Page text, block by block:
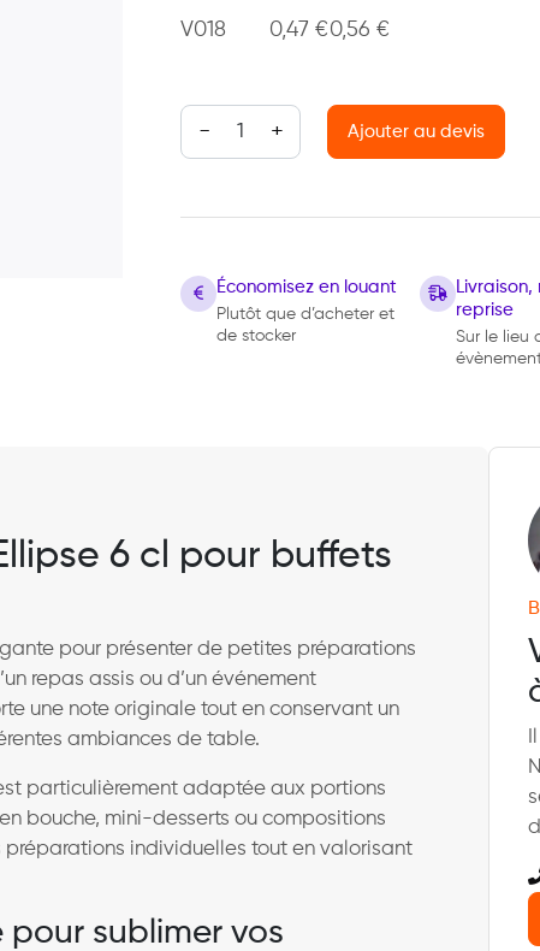
V018 0,47€0,56€
quantité de Verrine Ellipse
Ajouter au devis
Économisez en louant
Plutôt que d’acheter et
de stocker
reprise
Sur le lieu
6 cl pour buffets
pour présenter de petites préparations
repas assis ou d’un événement
une note originale tout en conservant un
ambiances de table.
particulièrement adaptée aux portions
bouche, mini-desserts ou compositions
individuelles tout en valorisant
sublimer vos